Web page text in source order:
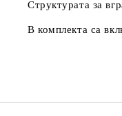
Структурата за
В комплекта са